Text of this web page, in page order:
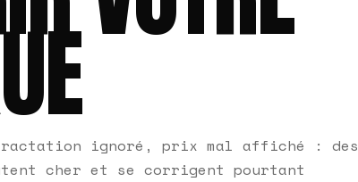
ignoré, prix mal affiché : des
cher et se corrigent pourtant